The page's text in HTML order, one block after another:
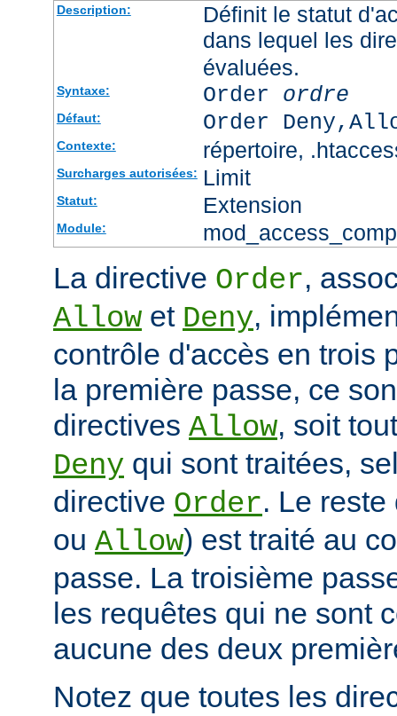
Description:
Définit le statut
dans lequel les
évaluées.
Syntaxe: Order ordre
Défaut: Order
Contexte: répertoire,
Surcharges autorisées: Limit
Statut: Extension
Module:
La directive Order,
Allow et Deny,
contrôle d'accès en trois
la première passe, ce
directives Allow, soit
Deny qui sont traitées,
directive Order. Le
ou Allow) est traité au
passe. La troisième
les requêtes qui ne sont
aucune des deux
Notez que toutes les